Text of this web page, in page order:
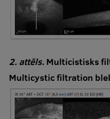
2. attēls.Multicistisks
Multicystic filtration